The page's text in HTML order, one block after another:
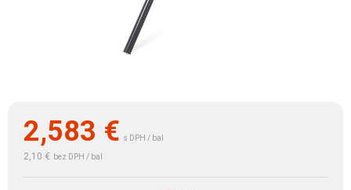
2,583 € s DPH / bal
2,10 € bez DPH / bal